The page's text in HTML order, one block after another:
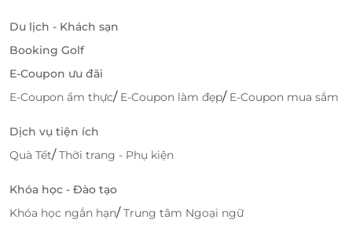
Du lịch - Khách sạn
Booking Golf
E-Coupon ưu đãi
E-Coupon ẩm thực/ E-Coupon làm đẹp/ E-Coupon mua sắm
Dịch vụ tiện ích
Quà Tết/Thời trang - Phụ kiện
Khóa học - Đào tạo
Khóa học ngắn hạn/Trung tâm Ngoại ngữ